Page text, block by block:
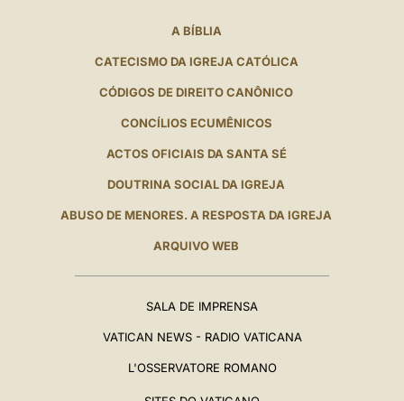
A BÍBLIA
CATECISMO DA IGREJA CATÓLICA
CÓDIGOS DE DIREITO CANÔNICO
CONCÍLIOS ECUMÊNICOS
ACTOS OFICIAIS DA SANTA SÉ
DOUTRINA SOCIAL DA IGREJA
ABUSO DE MENORES. A RESPOSTA DA IGREJA
ARQUIVO WEB
SALA DE IMPRENSA
VATICAN NEWS - RADIO VATICANA
L'OSSERVATORE ROMANO